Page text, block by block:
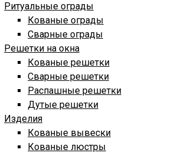
Ритуальные ограды
Кованые ограды
Сварные ограды
Решетки на окна
Кованые решетки
Сварные решетки
Распашные решетки
Дутые решетки
Изделия
Кованые вывески
Кованые люстры